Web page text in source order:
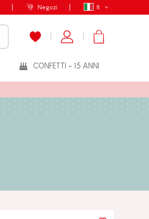
It
Negozi
CONFETTI - 15 ANNI